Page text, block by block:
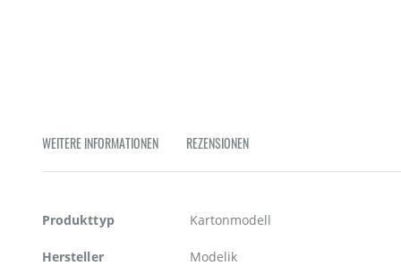
WEITERE INFORMATIONEN REZENSIONEN
Weitere
Produkttyp Kartonmodell
Hersteller Modelik